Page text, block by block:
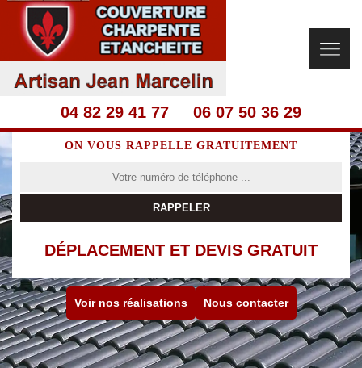
04 82 29 41 77 06 07 50 36 29
ON VOUS RAPPELLE GRATUITEMENT
DÉPLACEMENT ET DEVIS GRATUIT
Voir nos réalisations Nous contacter